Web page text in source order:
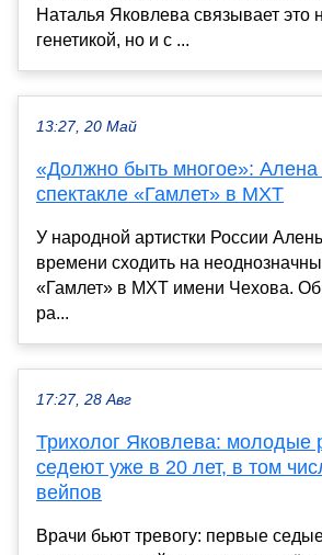
Наталья Яковлева связывает это
генетикой, но и с ...
13:27, 20 Май
«Должно быть многое»:
спектакле «Гамлет» в МХТ
У народной артистки России
времени сходить на
«Гамлет» в МХТ имени Чехова. Об
ра...
17:27, 28 Авг
Трихолог Яковлева: молодые
седеют уже в 20 лет, в том
вейпов
Врачи бьют тревогу: первые